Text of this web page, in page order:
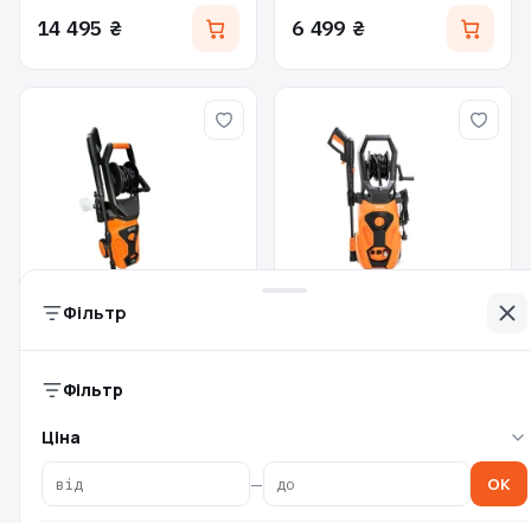
Фільтр
Фільтр
Ціна
— OK
14 495 ₴ 6 499 ₴
Мийка високого тиску
(LT305-
Є в наявності
4 799 ₴
Мийка високого тиску
7 999 ₴